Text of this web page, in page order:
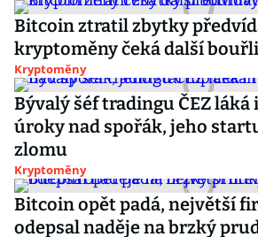
Bitcoin ztratil zbytky
kryptoměny čeká další
Kryptoměny
Bývalý šéf tradingu ČEZ
úroky nad spořák, jeho
zlomu
Kryptoměny
Bitcoin opět padá, největší
odepsal naděje na brzký